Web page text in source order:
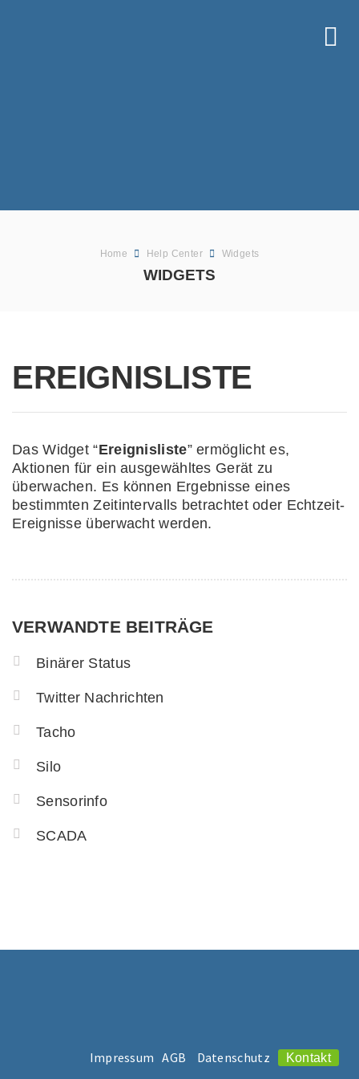
Home Help Center Widgets
WIDGETS
EREIGNISLISTE
Das Widget “Ereignisliste” ermöglicht es,
Aktionen für ein ausgewähltes Gerät zu
überwachen. Es können Ergebnisse eines
bestimmten Zeitintervalls betrachtet oder Echtzeit-
Ereignisse überwacht werden.
VERWANDTE BEITRÄGE
Binärer Status
Twitter Nachrichten
Tacho
Silo
Sensorinfo
SCADA
Impressum AGB Datenschutz Kontakt